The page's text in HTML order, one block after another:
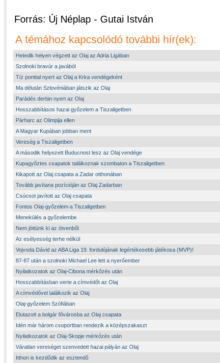
Forrás: Új Néplap - Gutai István
A témához kapcsolódó további hír(ek):
Hetedik helyen végzett az Olaj az Adria Ligában
Szolnoki bravúr a javából
Tíz ponttal nyert az Olaj a Krka vendégeként
Ma délután Szlovéniában játszik az Olaj
Parádés derbin nyert az Olaj
Hosszabbításos hazai győzelem a Tiszaligetben
Párharc az Olimpija ellen
A Magyar Kupában jobban ment
Vereség a Tiszaligetben
A második helyezett Buducnost lesz az Olaj vendége
Kupagyőztes csapatok találkoznak szombaton a Tiszaligetben
Kikapott az Olaj csapata a Zadar otthonában
Tovább javítana pozícióján az Olaj Zadarban
Csúcsot javított az Olaj csapata
Fontos Olaj-győzelem a Tiszaligetben
Menekülés a győzelembe
Nem jöttünk ki az ötvenből
Az esélyesség terhe nélkül
Vojvoda Dávid az ABA Liga 19. fordulójának legértékesebb játékosa (MVP)!
87-87 után a szolnoki Michael Lee lett a nyerőember
Nyilatkozatok az Olaj-Cibona mérkőzés után
Hosszabbításban verte a címvédőt az Olaj
A címvédővel találkozik az Olaj
Olaj-győzelem Szófiában
Elutazott a bolgár fővárosba az Olaj csapata
Idén már három csoportban rendezik a középszakaszt
Nyilatkozatok az Olaj-Skopje mérkőzés után
Váratlan vereséget szenvedett hazai pályán az Olaj
Itthon is kezdődik az esztendő